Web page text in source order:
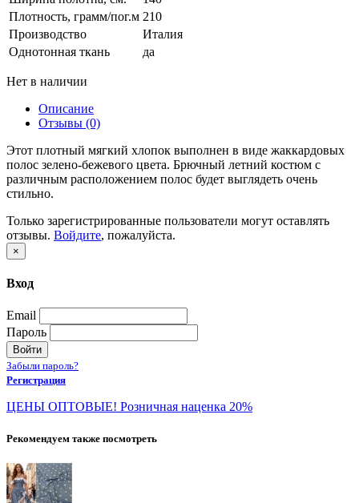
Плотность, грамм/пог.м 210
Производство
Италия
Однотонная ткань
да
Нет в наличии
Описание
Отзывы (0)
Этот плотный мягкий хлопок выполнен в виде жаккардовых
полос зелено-бежевого цвета. Брючный летний костюм с
различным расположением полос будет выглядеть очень
стильно.
Только зарегистрированные пользователи могут оставлять
отзывы. Войдите, пожалуйста.
×
Вход
Email
Пароль
Войти
Забыли пароль?
Регистрация
ЦЕНЫ ОПТОВЫЕ! Розничная наценка 20%
Рекомендуем также посмотреть